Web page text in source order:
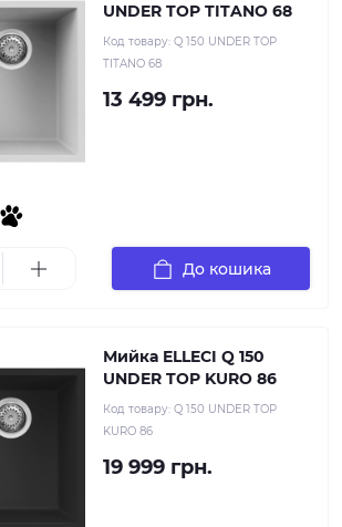
UNDER TOP TITANO 68
Код товару: Q 150 UNDER TOP
TITANO 68
13 499 грн.
До кошика
Мийка ELLECI Q 150
UNDER TOP KURO 86
Код товару: Q 150 UNDER TOP
KURO 86
19 999 грн.